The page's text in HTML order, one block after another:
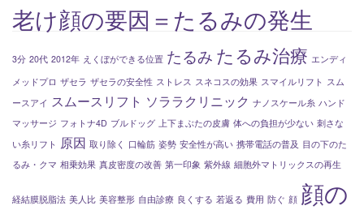
た
る
原
因
と
対
策
と
老け顔の要因＝たるみの発生
3分 20代 2012年 えくぼができる位置 たるみ たるみ治療 エンディ
メッドプロ ザセラ ザセラの安全性 ストレス スネコスの効果 スマイルリフト スム
ースアイ スムースリフト ソララクリニック ナノスケール糸 ハンド
マッサージ フォトナ4D ブルドッグ 上下まぶたの皮膚 体への負担が少ない 刺さな
い糸リフト 原因 取り除く 口輪筋 姿勢 安全性が高い 携帯電話の普及 目の下のた
るみ・クマ 相乗効果 真皮密度の改善 第一印象 紫外線 細胞外マトリックスの再生
経結膜脱脂法 美人比 美容整形 自由診療 良くする 若返る 費用 防ぐ 顔 顔の